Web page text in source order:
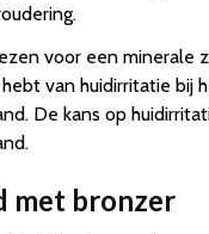
voor een minerale
van huidirritatie bij
De kans op
met bronzer